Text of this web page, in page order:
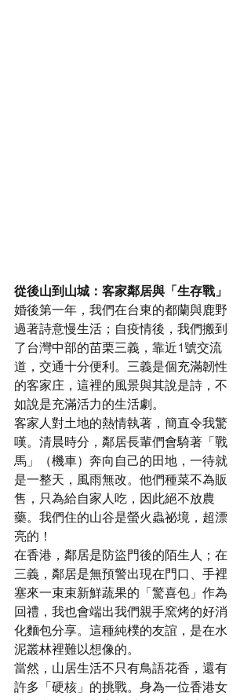
從後山到山城：客家鄰居與「生存戰」
婚後第一年，我們在台東的都蘭與鹿野
過著詩意慢生活；自疫情後，我們搬到
了台灣中部的苗栗三義，靠近1號交流
道，交通十分便利。三義是個充滿韌性
的客家庄，這裡的風景與其說是詩，不
如說是充滿活力的生活劇。
客家人對土地的熱情執著，簡直令我驚
嘆。清晨時分，鄰居長輩們會騎著「戰
馬」（機車）奔向自己的田地，一待就
是一整天，風雨無改。他們種菜不為販
售，只為給自家人吃，因此絕不放農
藥。我們住的山谷是螢火蟲祕境，超漂
亮的！
在香港，鄰居是防盜門後的陌生人；在
三義，鄰居是無預警出現在門口、手裡
塞來一束束新鮮蔬果的「驚喜包」作為
回禮，我也會端出我們親手窯烤的好消
化麵包分享。這種純樸的友誼，是在水
泥叢林裡難以想像的。
當然，山居生活不只有鳥語花香，還有
許多「硬核」的挑戰。身為一位香港女